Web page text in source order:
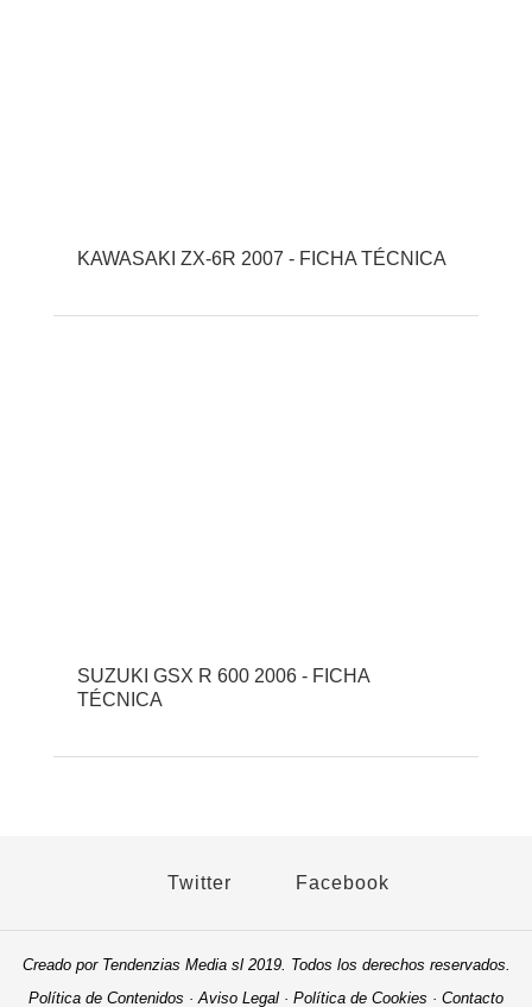
KAWASAKI ZX-6R 2007 - FICHA TÉCNICA
SUZUKI GSX R 600 2006 - FICHA
TÉCNICA
Twitter Facebook
Creado por Tendenzias Media sl 2019. Todos los derechos reservados.
Política de Contenidos ·Aviso Legal · Política de Cookies · Contacto